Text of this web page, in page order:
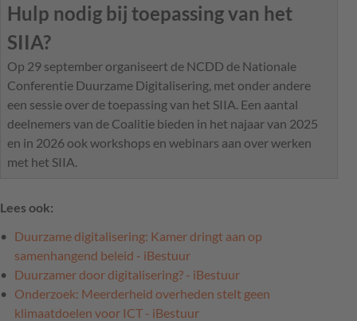
Hulp nodig bij toepassing van het
SIIA?
Op 29 september organiseert de NCDD de Nationale
Conferentie Duurzame Digitalisering, met onder andere
een sessie over de toepassing van het SIIA. Een aantal
deelnemers van de Coalitie bieden in het najaar van 2025
en in 2026 ook workshops en webinars aan over werken
met het SIIA.
Lees ook:
Duurzame digitalisering: Kamer dringt aan op
samenhangend beleid - iBestuur
Duurzamer door digitalisering? - iBestuur
Onderzoek: Meerderheid overheden stelt geen
klimaatdoelen voor ICT - iBestuur